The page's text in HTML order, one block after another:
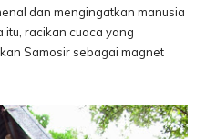
dan mengingatkan manusia
racikan cuaca yang
Samosir sebagai magnet